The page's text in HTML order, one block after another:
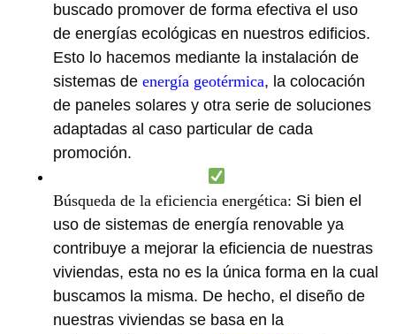
buscado promover de forma efectiva el uso
de energías ecológicas en nuestros edificios.
Esto lo hacemos mediante la instalación de
sistemas de energía geotérmica, la colocación
de paneles solares y otra serie de soluciones
adaptadas al caso particular de cada
promoción.
Búsqueda de la eficiencia energética: Si bien el
uso de sistemas de energía renovable ya
contribuye a mejorar la eficiencia de nuestras
viviendas, esta no es la única forma en la cual
buscamos la misma. De hecho, el diseño de
nuestras viviendas se basa en la